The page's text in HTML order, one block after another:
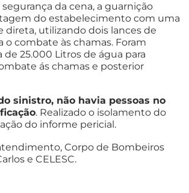
da cena, a guarnição
do estabelecimento com uma
direta, utilizando dois lances de
o combate às chamas. Foram
de 25.000 Litros de água para
ás chamas e posterior
sinistro, não havia pessoas no
. Realizado o isolamento do
do informe pericial.
Corpo de Bombeiros
e CELESC.